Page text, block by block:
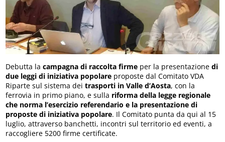
Debutta lacampagna di raccolta firme per la presentazionedi
due leggi di iniziativa popolare proposte dal Comitato VDA
Riparte sul sistema deitrasporti in Valle d’Aosta, con la
ferrovia in primo piano, e sulla riforma della legge regionale
che norma l’esercizio referendario e la presentazione di
proposte di iniziativa popolare. Il Comitato punta da qui al 15
luglio, attraverso banchetti, incontri sul territorio ed eventi, a
raccogliere 5200 firme certificate.